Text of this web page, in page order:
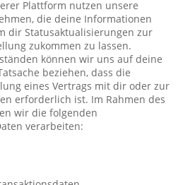
Plattform nutzen unsere
die deine Informationen
dir Statusaktualisierungen zur
zukommen zu lassen.
können wir uns auf deine
beziehen, dass die
eines Vertrags mit dir oder zur
erforderlich ist. Im Rahmen des
wir die folgenden
verarbeiten: